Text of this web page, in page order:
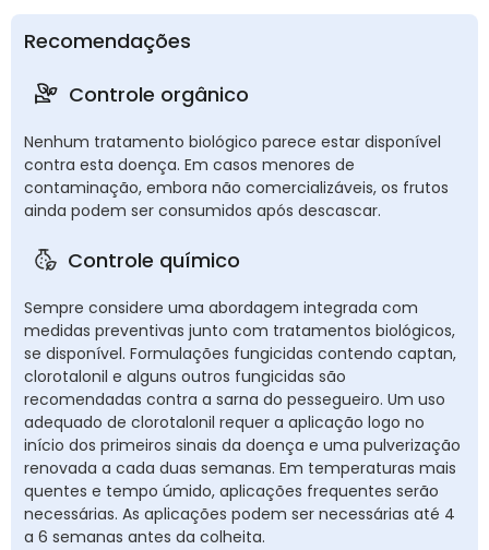
Recomendações
Controle orgânico
Nenhum tratamento biológico parece estar disponível
contra esta doença. Em casos menores de
contaminação, embora não comercializáveis, os frutos
ainda podem ser consumidos após descascar.
Controle químico
Sempre considere uma abordagem integrada com
medidas preventivas junto com tratamentos biológicos,
se disponível. Formulações fungicidas contendo captan,
clorotalonil e alguns outros fungicidas são
recomendadas contra a sarna do pessegueiro. Um uso
adequado de clorotalonil requer a aplicação logo no
início dos primeiros sinais da doença e uma pulverização
renovada a cada duas semanas. Em temperaturas mais
quentes e tempo úmido, aplicações frequentes serão
necessárias. As aplicações podem ser necessárias até 4
a 6 semanas antes da colheita.